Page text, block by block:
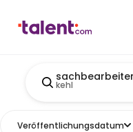
sachbearbeiter
kehl
Veröffentlichungsdatum